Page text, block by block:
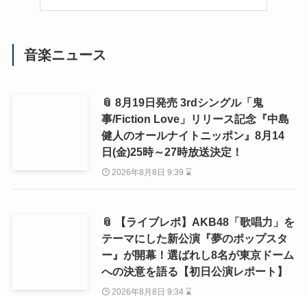
音楽ニュース
📎 8月19日発売 3rdシングル「鬼
事/Fiction Love」リリース記念『中島
健人のオールナイトニッポン』8月14
日(金)25時～27時放送決定！
2026年8月8日 9:39 ⌛
📎 【ライブレポ】AKB48「歌唱力」を
テーマにした新公演『夢のポップスタ
ー』が開幕！選ばれし8名が東京ドーム
への決意を語る【初日公演レポート】
2026年8月8日 9:34 ⌛